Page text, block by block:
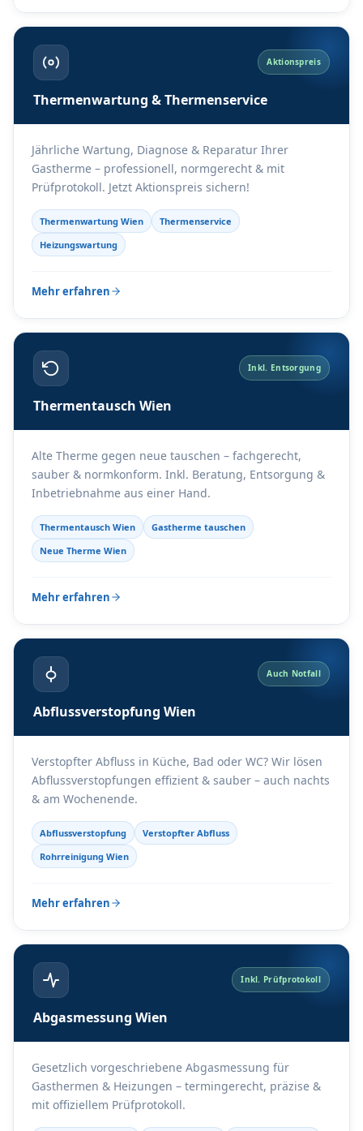
Aktionspreis
Thermenwartung & Thermenservice
Jährliche Wartung, Diagnose & Reparatur Ihrer
Gastherme – professionell, normgerecht & mit
Prüfprotokoll. Jetzt Aktionspreis sichern!
Thermenwartung Wien
Thermenservice
Heizungswartung
Mehr erfahren
Inkl. Entsorgung
Thermentausch Wien
Alte Therme gegen neue tauschen – fachgerecht,
sauber & normkonform. Inkl. Beratung, Entsorgung &
Inbetriebnahme aus einer Hand.
Thermentausch Wien
Gastherme tauschen
Neue Therme Wien
Mehr erfahren
Auch Notfall
Abflussverstopfung Wien
Verstopfter Abfluss in Küche, Bad oder WC? Wir lösen
Abflussverstopfungen effizient & sauber – auch nachts
& am Wochenende.
Abflussverstopfung
Verstopfter Abfluss
Rohrreinigung Wien
Mehr erfahren
Inkl. Prüfprotokoll
Abgasmessung Wien
Gesetzlich vorgeschriebene Abgasmessung für
Gasthermen & Heizungen – termingerecht, präzise &
mit offiziellem Prüfprotokoll.